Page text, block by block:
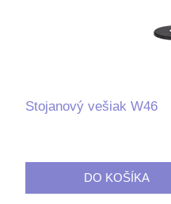
Stojanový vešiak W46